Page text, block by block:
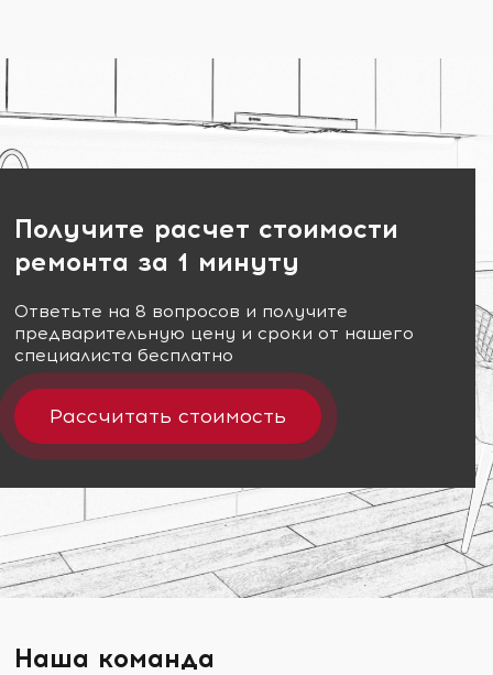
Получите расчет стоимости
ремонта за 1 минуту
Ответьте на 8 вопросов и получите
предварительную цену и сроки от нашего
специалиста бесплатно
Рассчитать стоимость
Наша команда